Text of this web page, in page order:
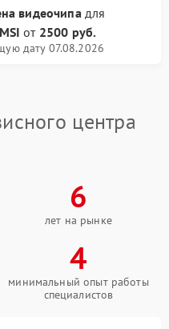
видеочипа для
от 2500 руб.
дату 07.08.2026
центра
6
лет на рынке
4
минимальный опыт работы
специалистов